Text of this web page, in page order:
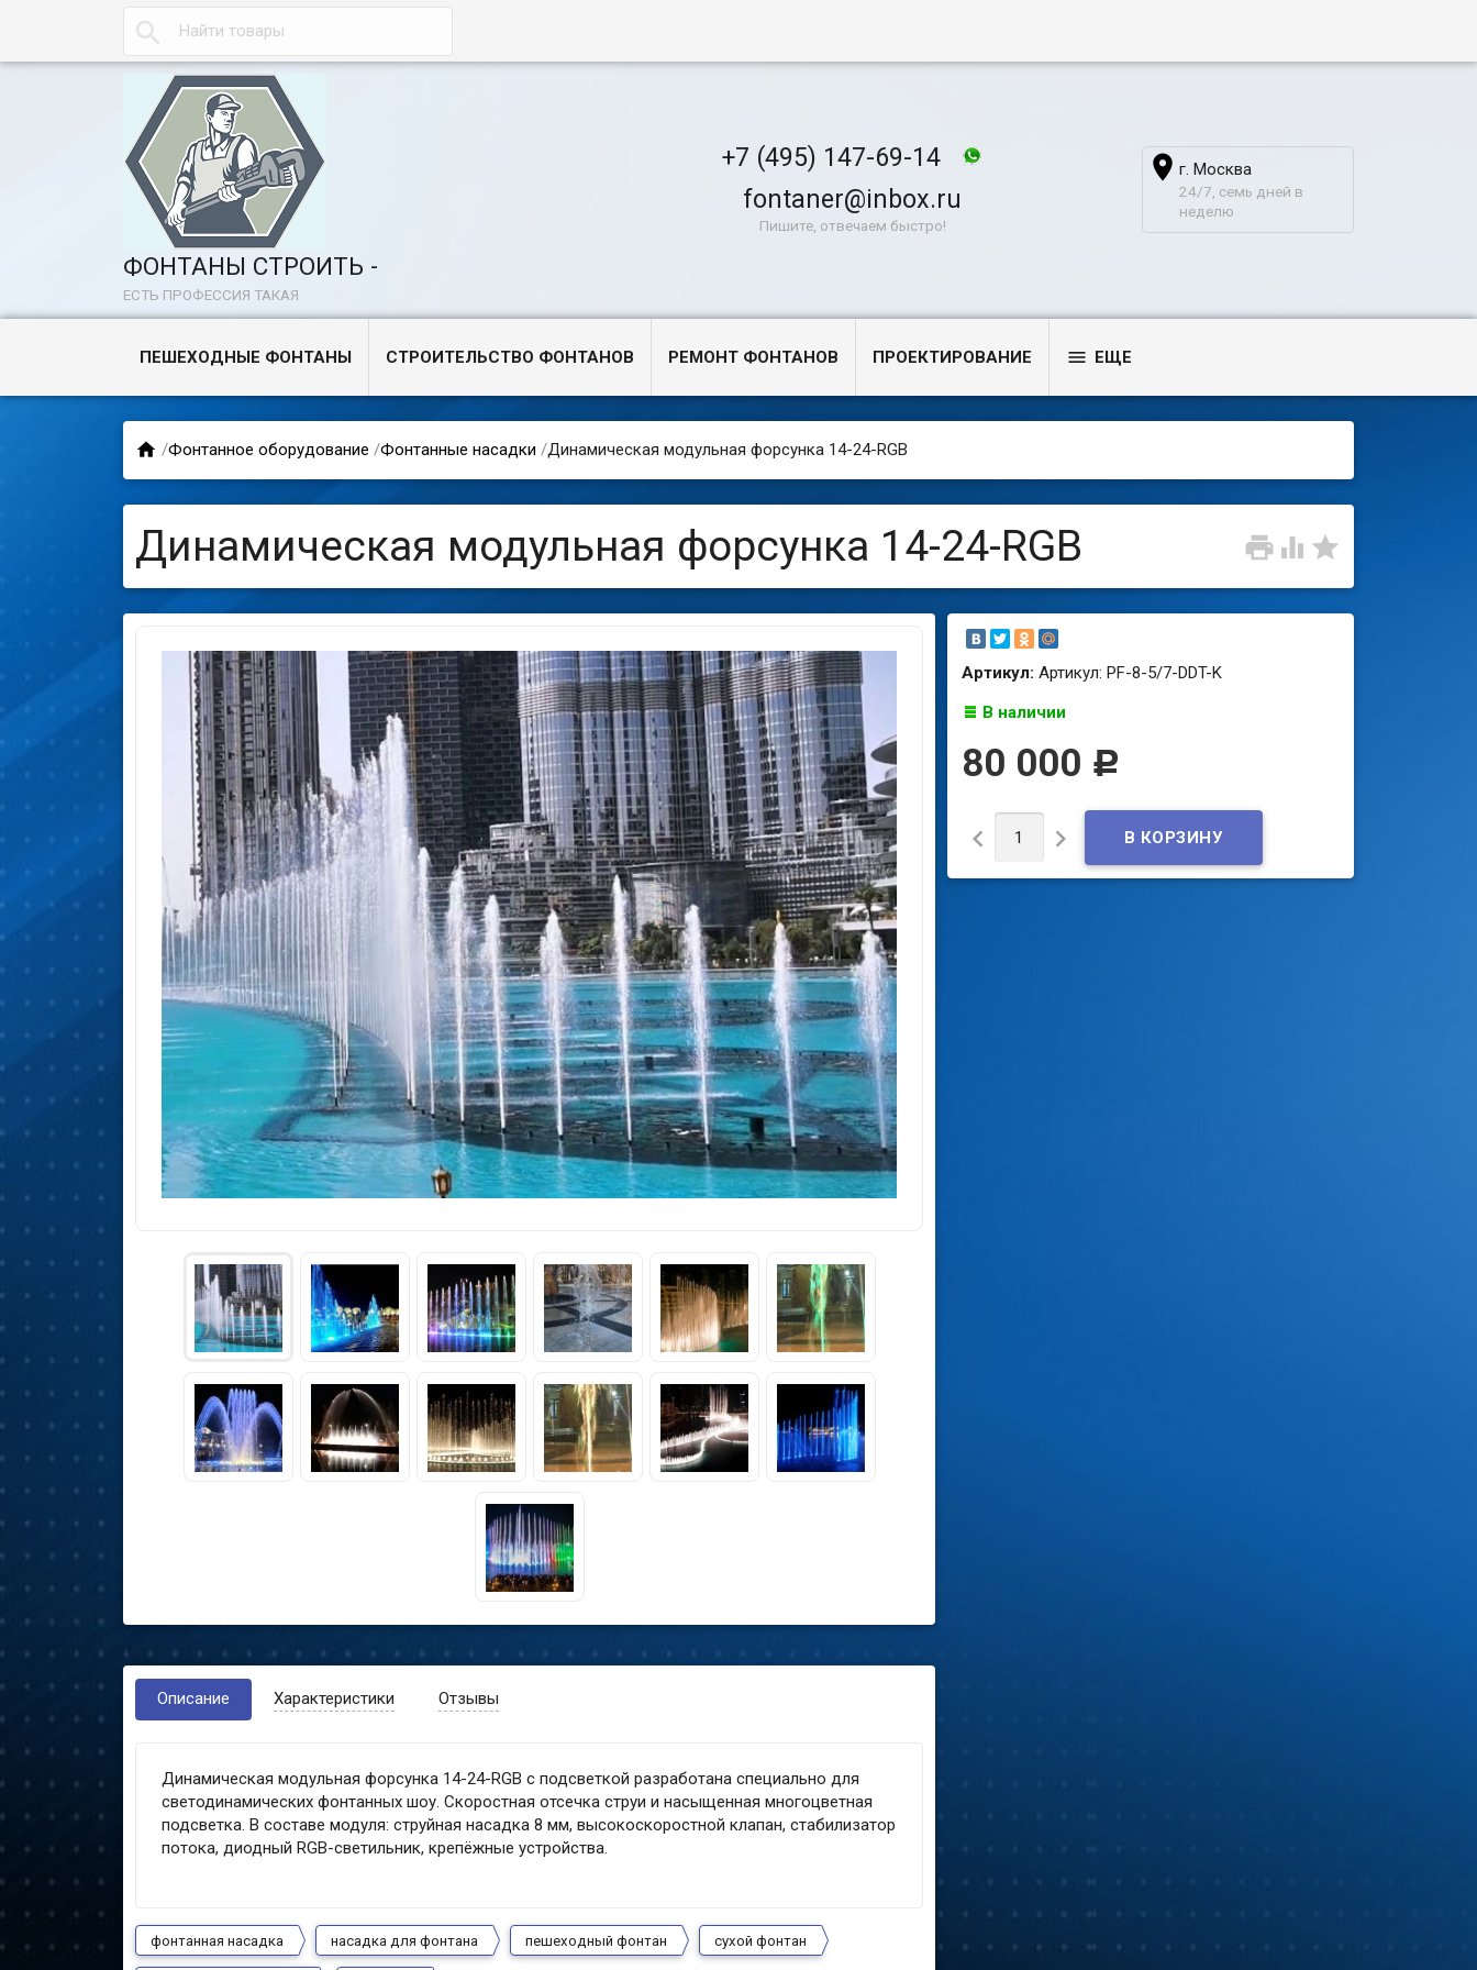

ФОНТАНЫ СТРОИТЬ -
ЕСТЬ ПРОФЕССИЯ ТАКАЯ
+7 (495) 147-69-14
fontaner@inbox.ru
Пишите, отвечаем быстро!
г. Москва
24/7, семь дней в
неделю
ПЕШЕХОДНЫЕ ФОНТАНЫ СТРОИТЕЛЬСТВО ФОНТАНОВ РЕМОНТ ФОНТАНОВ ПРОЕКТИРОВАНИЕ  ЕЩЕ
 /Фонтанное оборудование /Фонтанные насадки /Динамическая модульная форсунка 14-24-RGB
  
Динамическая модульная форсунка 14-24-RGB
Артикул: Артикул: PF-8-5/7-DDT-K
В наличии
80 000 Р
 
Описание Характеристики Отзывы
Динамическая модульная форсунка 14-24-RGB с подсветкой разработана специально для
светодинамических фонтанных шоу. Скоростная отсечка струи и насыщенная многоцветная
подсветка. В составе модуля: cтруйная насадка 8 мм, высокоскоростной клапан, стабилизатор
потока, диодный RGB-светильник, крепёжные устройства.
фонтанная насадка насадка для фонтана пешеходный фонтан сухой фонтан